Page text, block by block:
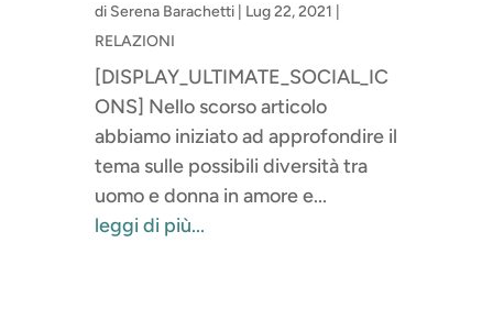
di Serena Barachetti Lug 22, 2021
RELAZIONI
[DISPLAY_ULTIMATE_SOCIAL_IC
ONS] Nello scorso articolo
abbiamo iniziato ad approfondire il
tema sulle possibili diversità tra
uomo e donna in amore e...
leggi di più...